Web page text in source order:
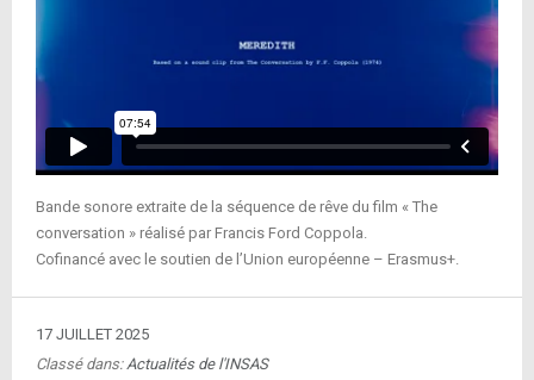
Bande sonore extraite de la séquence de rêve du film « The
conversation » réalisé par Francis Ford Coppola.
Cofinancé avec le soutien de l’Union européenne – Erasmus+.
17 JUILLET 2025
Classé dans:Actualités de l'INSAS